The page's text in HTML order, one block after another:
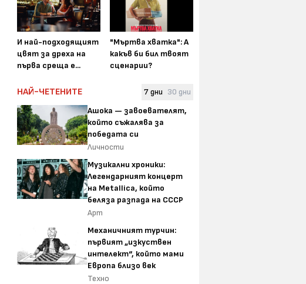
И най-подходящият
цвят за дреха на
първа среща е...
"Мъртва хватка": А
какъв би бил твоят
сценарии?
НАЙ-ЧЕТЕНИТЕ 7 дни 30 дни
Ашока — завоевателят,
който съжалява за
победата си
Личности
Музикални хроники:
Легендарният концерт
на Metallica, който
беляза разпада на СССР
Арт
Механичният турчин:
първият „изкуствен
интелект“, който мами
Европа близо век
Техно